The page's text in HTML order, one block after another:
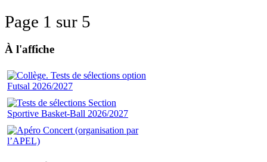
Page 1 sur 5
À l'affiche